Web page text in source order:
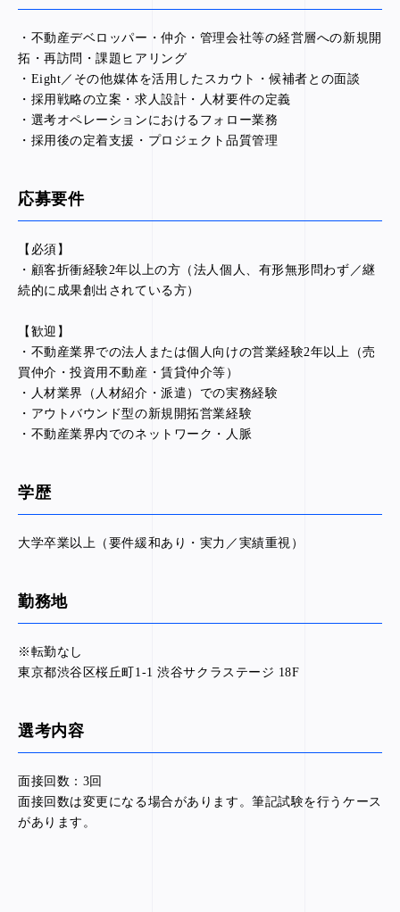
・不動産デベロッパー・仲介・管理会社等の経営層への新規開
拓・再訪問・課題ヒアリング
・Eight／その他媒体を活用したスカウト・候補者との面談
・採用戦略の立案・求人設計・人材要件の定義
・選考オペレーションにおけるフォロー業務
・採用後の定着支援・プロジェクト品質管理
応募要件
【必須】
・顧客折衝経験2年以上の方（法人個人、有形無形問わず／継
続的に成果創出されている方）
【歓迎】
・不動産業界での法人または個人向けの営業経験2年以上（売
買仲介・投資用不動産・賃貸仲介等）
・人材業界（人材紹介・派遣）での実務経験
・アウトバウンド型の新規開拓営業経験
・不動産業界内でのネットワーク・人脈
学歴
大学卒業以上（要件緩和あり・実力／実績重視）
勤務地
※転勤なし
東京都渋谷区桜丘町1-1 渋谷サクラステージ 18F
選考内容
面接回数：3回
面接回数は変更になる場合があります。筆記試験を行うケース
があります。